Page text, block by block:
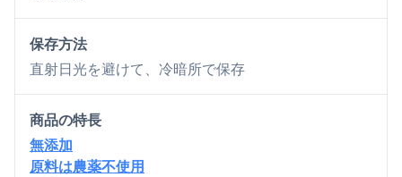
保存方法
直射日光を避けて、冷暗所で保存
商品の特長
無添加
原料は農薬不使用